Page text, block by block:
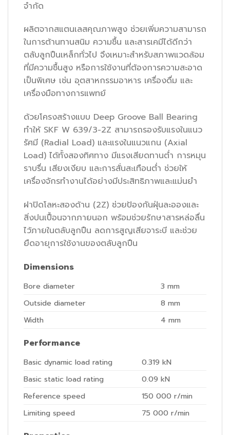
จำกัด
ผลิตจากสแตนเลสคุณภาพสูง ช่วยเพิ่มความสามารถ
ในการต้านทานสนิม ความชื้น และสารเคมีได้ดีกว่า
ตลับลูกปืนเหล็กทั่วไป จึงเหมาะสำหรับสภาพแวดล้อม
ที่มีความชื้นสูง หรือการใช้งานที่ต้องการความสะอาด
เป็นพิเศษ เช่น อุตสาหกรรมอาหาร เครื่องดื่ม และ
เครื่องมือทางการแพทย์
ด้วยโครงสร้างแบบ Deep Groove Ball Bearing
ทำให้ SKF W 639/3-2Z สามารถรองรับแรงในแนว
รัศมี (Radial Load) และแรงในแนวแกน (Axial
Load) ได้ทั้งสองทิศทาง มีแรงเสียดทานต่ำ การหมุน
ราบรื่น เสียงเงียบ และการสั่นสะเทือนต่ำ ช่วยให้
เครื่องจักรทำงานได้อย่างมีประสิทธิภาพและแม่นยำ
ฝาปิดโลหะสองด้าน (2Z) ช่วยป้องกันฝุ่นละอองและ
สิ่งปนเปื้อนจากภายนอก พร้อมช่วยรักษาสารหล่อลื่น
ไว้ภายในตลับลูกปืน ลดการสูญเสียจาระบี และช่วย
ยืดอายุการใช้งานของตลับลูกปืน
Dimensions
Bore diameter 3 mm
Outside diameter
8 mm
Width
4 mm
Performance
Basic dynamic load rating 0.319 kN
Basic static load rating
0.09 kN
Reference speed
150 000 r/min
Limiting speed
75 000 r/min